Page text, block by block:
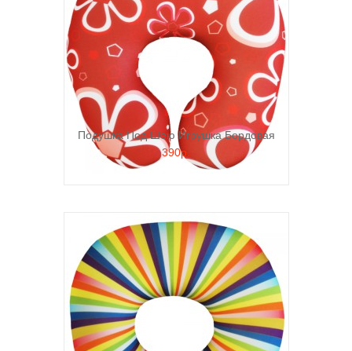
Подушка Под Шею Игрушка Бордовая
390р.